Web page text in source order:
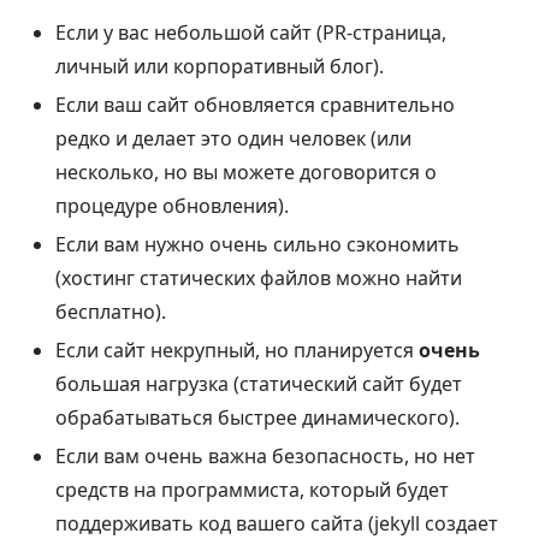
Если у вас небольшой сайт (PR-страница,
личный или корпоративный блог).
Если ваш сайт обновляется сравнительно
редко и делает это один человек (или
несколько, но вы можете договорится о
процедуре обновления).
Если вам нужно очень сильно сэкономить
(хостинг статических файлов можно найти
бесплатно).
Если сайт некрупный, но планируетсяочень
большая нагрузка (статический сайт будет
обрабатываться быстрее динамического).
Если вам очень важна безопасность, но нет
средств на программиста, который будет
поддерживать код вашего сайта (jekyll создает